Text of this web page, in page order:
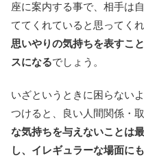
座に案内する事で、相手は
ててくれていると思ってくれ
思いやりの気持ちを表すこ
スになるでしょう。
いざというときに困らない
つけると、良い人間関係・
な気持ちを与えないことは
し、イレギュラーな場面に